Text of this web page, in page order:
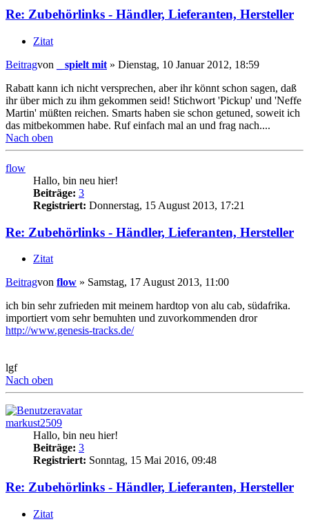
Re: Zubehörlinks - Händler, Lieferanten, Hersteller
Zitat
Beitragvon _ spielt mit » Dienstag, 10 Januar 2012, 18:59
Rabatt kann ich nicht versprechen, aber ihr könnt schon sagen, daß
ihr über mich zu ihm gekommen seid! Stichwort 'Pickup' und 'Neffe
Martin' müßten reichen. Smarts haben sie schon getuned, soweit ich
das mitbekommen habe. Ruf einfach mal an und frag nach....
Nach oben
flow
Hallo, bin neu hier!
Beiträge: 3
Registriert: Donnerstag, 15 August 2013, 17:21
Re: Zubehörlinks - Händler, Lieferanten, Hersteller
Zitat
Beitragvon flow » Samstag, 17 August 2013, 11:00
ich bin sehr zufrieden mit meinem hardtop von alu cab, südafrika.
importiert vom sehr bemuhten und zuvorkommenden dror
http://www.genesis-tracks.de/
lgf
Nach oben
markust2509
Hallo, bin neu hier!
Beiträge: 3
Registriert: Sonntag, 15 Mai 2016, 09:48
Re: Zubehörlinks - Händler, Lieferanten, Hersteller
Zitat